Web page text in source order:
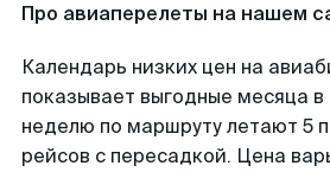
Про авиаперелеты на нашем
Календарь низких цен на
показывает выгодные месяца
неделю по маршруту летают 5
рейсов с пересадкой. Цена